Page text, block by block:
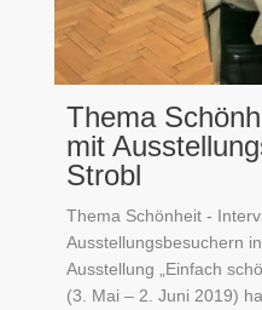
Thema
mit
Strobl
Thema Schönheit -
Ausstellungsbesuchern
Ausstellung „Einfach
(3. Mai – 2. Juni 2019)